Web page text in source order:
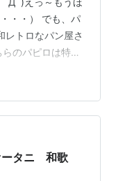
・・） でも、パ
レトロなパン屋さ
のパピロは特に
んです ピーナ
～ ここのピーナ
タニ 和歌